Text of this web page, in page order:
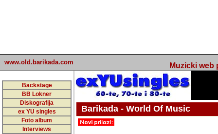
www.old.barikada.com Muzicki web
Backstage
BB Lokner
Diskografija
ex YU singles
Foto album
Interviews
Barikada - World Of Music